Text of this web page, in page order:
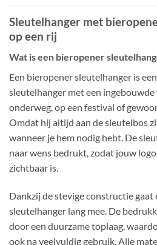
Sleutelhanger met
op een rij
Wat is een bieropener
Een bieropener sleutelhanger is
sleutelhanger met een
onderweg, op een festival of
Omdat hij altijd aan de sleutelbos
wanneer je hem nodig hebt. De
naar wens bedrukt, zodat jouw
zichtbaar is.
Dankzij de stevige constructie gaat
sleutelhanger lang mee. De
door een duurzame toplaag,
ook na veelvuldig gebruik. Alle